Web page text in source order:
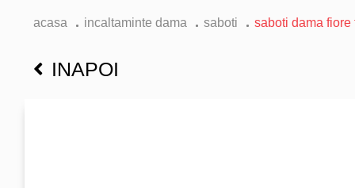
acasa incaltaminte dama saboti saboti dama fiore
INAPOI